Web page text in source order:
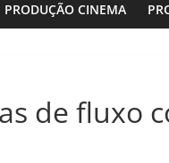
PRODUÇÃO CINEMA
de fluxo